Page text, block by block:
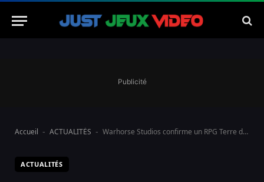
Publicité
Accueil - ACTUALITÉS - Warhorse Studios confirme un RPG Terre du Milieu et un nouveau Kingdom Come
ACTUALITÉS